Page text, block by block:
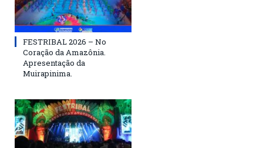
FESTRIBAL 2026 – No
Coração da Amazônia.
Apresentação da
Muirapinima.